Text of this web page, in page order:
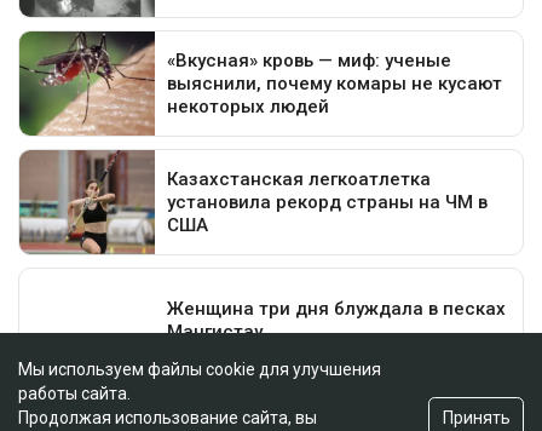
Мы используем файлы cookie для улучшения
работы сайта.
Продолжая использование сайта, вы
Принять